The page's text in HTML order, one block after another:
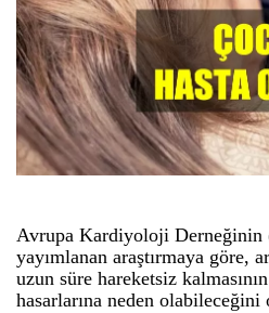
Avrupa Kardiyoloji Derneğinin
yayımlanan araştırmaya göre,
uzun süre hareketsiz
hasarlarına neden